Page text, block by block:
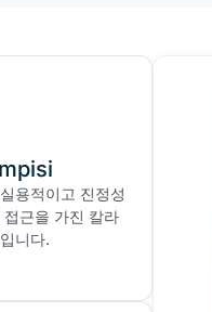
용적이고 진정성
근을 가진 칼라
니다.